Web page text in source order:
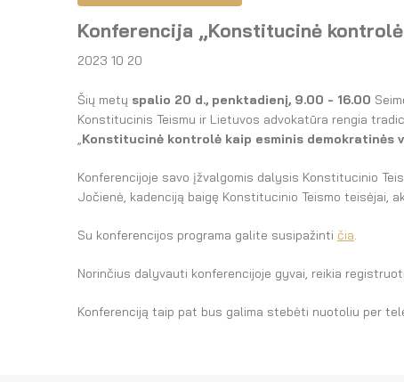
Konferencija „Konstitucinė
2023 10 20
Šių metų spalio 20 d., penktadienį, 9.00 - 16.00
Konstitucinis Teismu ir Lietuvos advokatūra rengia
„Konstitucinė kontrolė kaip esminis demokratinės
Konferencijoje savo įžvalgomis dalysis Konstitucinio
Jočienė, kadenciją baigę Konstitucinio Teismo teisėjai,
Su konferencijos programa galite susipažinti čia.
Norinčius dalyvauti konferencijoje gyvai, reikia
Konferenciją taip pat bus galima stebėti nuotoliu per